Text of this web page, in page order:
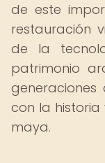
de este
restauración
de la
patrimonio
con la
maya.